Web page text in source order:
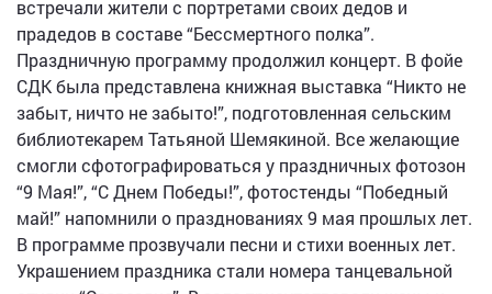
встречали жители с портретами своих дедов и
прадедов в составе “Бессмертного полка”.
Праздничную программу продолжил концерт. В фойе
СДК была представлена книжная выставка “Никто не
забыт, ничто не забыто!”, подготовленная сельским
библиотекарем Татьяной Шемякиной. Все желающие
смогли сфотографироваться у праздничных фотозон
“9 Мая!”, “С Днем Победы!”, фотостенды “Победный
май!” напомнили о празднованиях 9 мая прошлых лет.
В программе прозвучали песни и стихи военных лет.
Украшением праздника стали номера танцевальной